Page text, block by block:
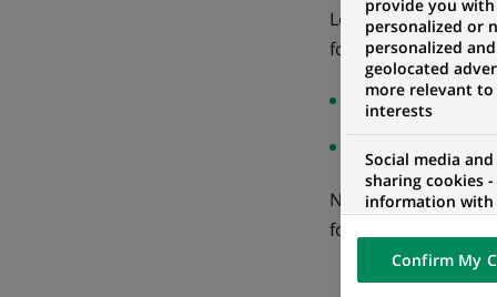
Le référencement
fournisseur de BNP
soit être
soit être
Nos procédures et
fournisseurs.
provide you with
personalized or
personalized and
geolocated
more relevant
interests
Social media
sharing cookies
information with
networks and
visualization on
of the content
external website.
Confirm My